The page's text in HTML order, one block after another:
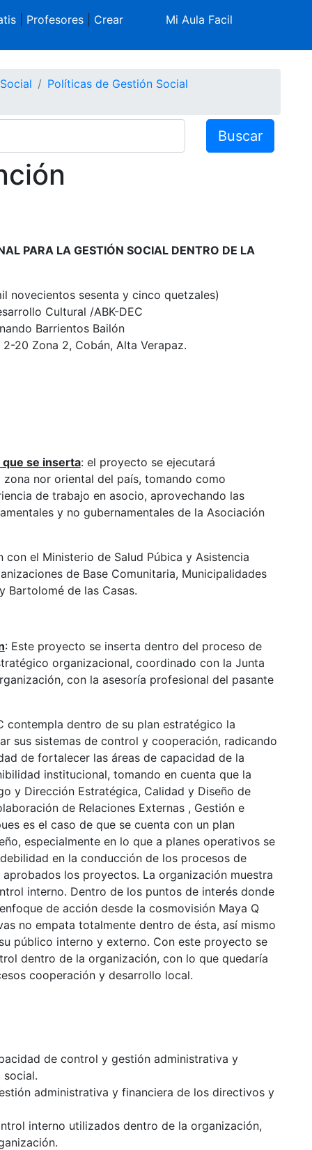
| Profesores| Crear Mi Aula Facil
Políticas de Gestión Social
Buscar
PARA LA GESTIÓN SOCIAL DENTRO DE LA
novecientos sesenta y cinco quetzales)
Cultural /ABK-DEC
Barrientos Bailón
20 Zona 2, Cobán, Alta Verapaz.
se inserta: el proyecto se ejecutará
nor oriental del país, tomando como
de trabajo en asocio, aprovechando las
y no gubernamentales de la Asociación
el Ministerio de Salud Púbica y Asistencia
de Base Comunitaria, Municipalidades
Bartolomé de las Casas.
: Este proyecto se inserta dentro del proceso de
organizacional, coordinado con la Junta
con la asesoría profesional del pasante
contempla dentro de su plan estratégico la
sus sistemas de control y cooperación, radicando
de fortalecer las áreas de capacidad de la
institucional, tomando en cuenta que la
y Dirección Estratégica, Calidad y Diseño de
de Relaciones Externas , Gestión e
es el caso de que se cuenta con un plan
especialmente en lo que a planes operativos se
en la conducción de los procesos de
los proyectos. La organización muestra
interno. Dentro de los puntos de interés donde
de acción desde la cosmovisión Maya Q
no empata totalmente dentro de ésta, así mismo
público interno y externo. Con este proyecto se
dentro de la organización, con lo que quedaría
cooperación y desarrollo local.
de control y gestión administrativa y
social.
administrativa y financiera de los directivos y
interno utilizados dentro de la organización,